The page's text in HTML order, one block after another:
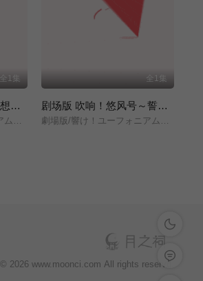
全1集
剧场版 吹响！悠风号～想要传达的旋律～
劇場版/響け！ユーフォニアム～届けたいメロディ～/
全1集
剧场版 吹响！悠风号～誓言的终章～
劇場版/響け！ユーフォニアム～誓いのフィナーレ～/
深色模式
留言反馈
© 2026 www.moonci.com All rights reservd.